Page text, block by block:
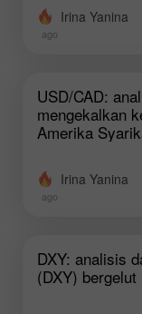
Irina Yanina
ago
USD/CAD:
mengekalkan
Amerika
Irina Yanina
ago
DXY: analisis
(DXY)